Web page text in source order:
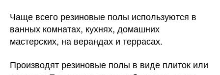
Чаще всего резиновые полы используются в
ванных комнатах, кухнях, домашних
мастерских, на верандах и террасах.
Производят резиновые полы в виде плиток или